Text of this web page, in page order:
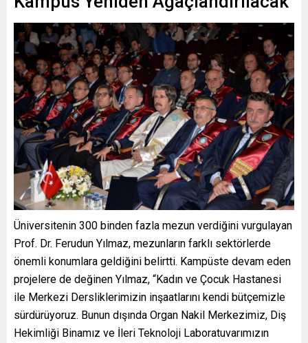
Üniversitenin 300 binden fazla mezun verdiğini vurgulayan
Prof. Dr. Ferudun Yılmaz, mezunların farklı sektörlerde
önemli konumlara geldiğini belirtti. Kampüste devam eden
projelere de değinen Yılmaz, “Kadın ve Çocuk Hastanesi
ile Merkezi Dersliklerimizin inşaatlarını kendi bütçemizle
sürdürüyoruz. Bunun dışında Organ Nakil Merkezimiz, Diş
Hekimliği Binamız ve İleri Teknoloji Laboratuvarımızın